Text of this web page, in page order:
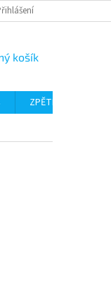
košík
ZPĚTNÝ ODBĚR